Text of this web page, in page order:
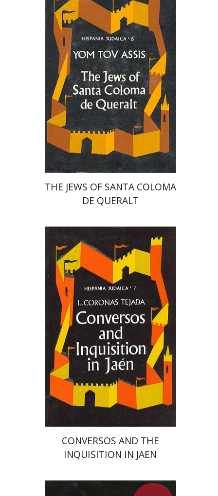
יום טוב עסיס
חיים ביינארט
הנחת אתר ספר מודפס
$37
THE JEWS OF SANTA COLOMA
DE QUERALT
Luis Coronos Tejada
חיים ביינארט
הנחת אתר ספר מודפס
$56
$50
CONVERSOS AND THE
INQUISITION IN JAEN